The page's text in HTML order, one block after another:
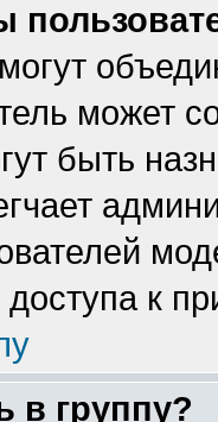
может
быть
доступа к
в группу?